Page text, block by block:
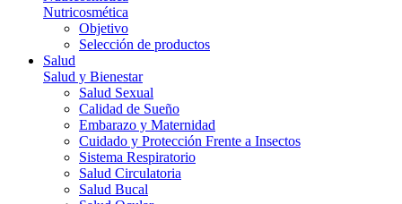
Nutricosmética
Objetivo
Selección de productos
Salud
Salud y Bienestar
Salud Sexual
Calidad de Sueño
Embarazo y Maternidad
Cuidado y Protección Frente a Insectos
Sistema Respiratorio
Salud Circulatoria
Salud Bucal